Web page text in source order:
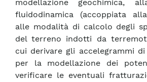
modellazione geochimica,
fluidodinamica (accoppiata
alle modalità di calcolo degli
del terreno indotti da
cui derivare gli accelegrammi
per la modellazione dei
verificare le eventuali